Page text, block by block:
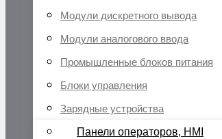
Модули дискретного вывода
Модули аналогового ввода
Промышленные блоков питания
Блоки управления
Зарядные устройства
Панели операторов, HMI